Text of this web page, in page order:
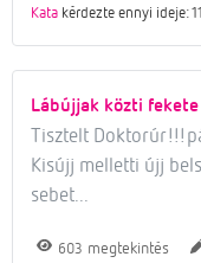
Kata kérdezte ennyi ideje:
Lábújjak közti
Tisztelt
Kisújj melletti újj
sebet...
603 megtekintés